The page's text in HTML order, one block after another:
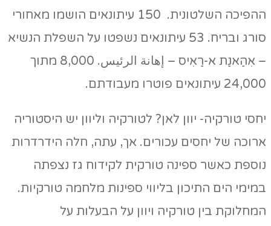
ההפיכה השלטונית. 150 עיתונאים הושמו מאחורי
סורג ובריח. 53 עיתונאים נשפטו על השפלת הנשיא
– אִהַאנַת א-רַאִיס – إهانة الرئيس. 8,000 מתוך
24,000 עיתונאים פוטרו מעבודתם.
יחסי טורקיה- יוון לאן? לטורקיה וליוון יש היסטוריה
ארוכה של יחסים עכורים. אך, עתה, חלה הידרדרות
נוספת כאשר ספינה טורקית לקידוח גז נצפתה
במימי הים התיכון בליווי ספינות מלחמה טורקיות.
המחלוקת בין טורקיה ויוון על הבעלות על